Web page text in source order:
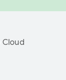
Cloud